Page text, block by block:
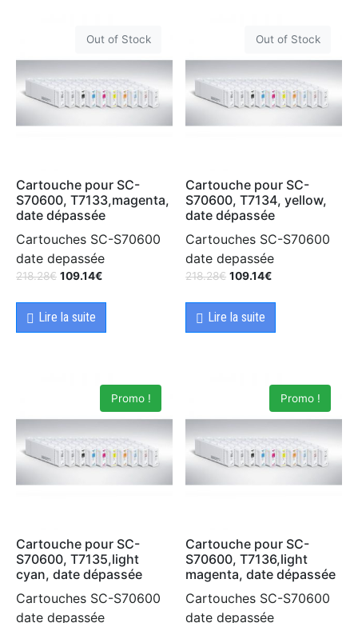
Out of Stock
Cartouche pour SC-
S70600, T7133,magenta,
date dépassée
Cartouches SC-S70600
date depassée
218.28€ 109.14€
Lire la suite
Out of Stock
Cartouche pour SC-
S70600, T7134, yellow,
date dépassée
Cartouches SC-S70600
date depassée
218.28€ 109.14€
Lire la suite
Promo !
Cartouche pour SC-
S70600, T7135,light
cyan, date dépassée
Cartouches SC-S70600
date depassée
Promo !
Cartouche pour SC-
S70600, T7136,light
magenta, date dépassée
Cartouches SC-S70600
date depassée